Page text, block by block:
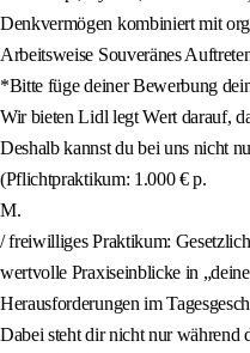
Denkvermögen kombiniert mit
Arbeitsweise Souveränes
*Bitte füge deiner Bewerbung
Wir bieten Lidl legt Wert darauf,
Deshalb kannst du bei uns nicht
(Pflichtpraktikum: 1.000 € p.
M.
/ freiwilliges Praktikum:
wertvolle Praxiseinblicke in
Herausforderungen im
Dabei steht dir nicht nur während